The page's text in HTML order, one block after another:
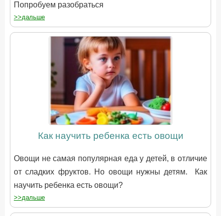
Попробуем разобраться
>>дальше
Как научить ребенка есть овощи
Овощи не самая популярная еда у детей, в отличие
от сладких фруктов. Но овощи нужны детям. Как
научить ребенка есть овощи?
>>дальше